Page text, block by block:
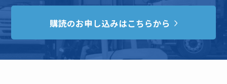
購読のお申し込みはこちらから